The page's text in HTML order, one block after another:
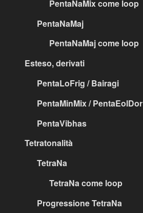
PentaNaMix come loop
PentaNaMaj
PentaNaMaj come loop
Esteso, derivati
PentaLoFrig / Bairagi
PentaMinMix / PentaEolDor
PentaVibhas
Tetratonalità
TetraNa
TetraNa come loop
Progressione TetraNa